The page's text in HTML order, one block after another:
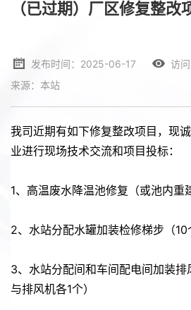
（已过期）厂区修复整改
发布时间：2025-06-17
访
来源：本站
我司近期有如下修复整改项目，现
业进行现场技术交流和项目投标：
1、高温废水降温池修复（或池内重
2、水站分配水罐加装检修梯步（10
3、水站分配间和车间配电间加装
与排风机各1个）